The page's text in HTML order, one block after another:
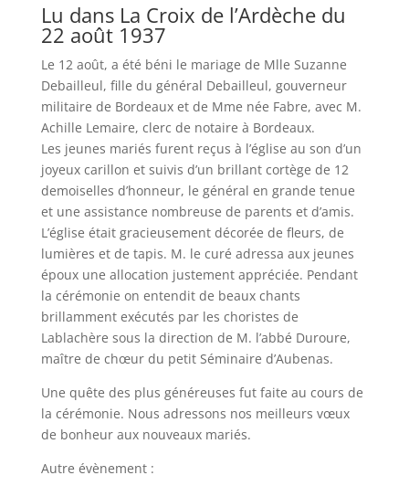
Lu dans La Croix de l’Ardèche du
22 août 1937
Le 12 août, a été béni le mariage de Mlle Suzanne
Debailleul, fille du général Debailleul, gouverneur
militaire de Bordeaux et de Mme née Fabre, avec M.
Achille Lemaire, clerc de notaire à Bordeaux.
Les jeunes mariés furent reçus à l’église au son d’un
joyeux carillon et suivis d’un brillant cortège de 12
demoiselles d’honneur, le général en grande tenue
et une assistance nombreuse de parents et d’amis.
L’église était gracieusement décorée de fleurs, de
lumières et de tapis. M. le curé adressa aux jeunes
époux une allocation justement appréciée. Pendant
la cérémonie on entendit de beaux chants
brillamment exécutés par les choristes de
Lablachère sous la direction de M. l’abbé Duroure,
maître de chœur du petit Séminaire d’Aubenas.
Une quête des plus généreuses fut faite au cours de
la cérémonie. Nous adressons nos meilleurs vœux
de bonheur aux nouveaux mariés.
Autre évènement :